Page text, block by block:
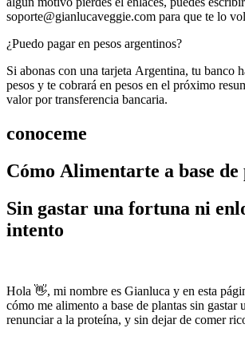
soporte@gianlucaveggie.com para que te lo
¿Puedo pagar en pesos argentinos?
Si abonas con una tarjeta Argentina, tu banco
pesos y te cobrará en pesos en el próximo
valor por transferencia bancaria.
conoceme
Cómo Alimentarte a base de
Sin gastar una fortuna ni
intento
Hola 👋, mi nombre es Gianluca y en esta
cómo me alimento a base de plantas sin gastar
renunciar a la proteína, y sin dejar de comer